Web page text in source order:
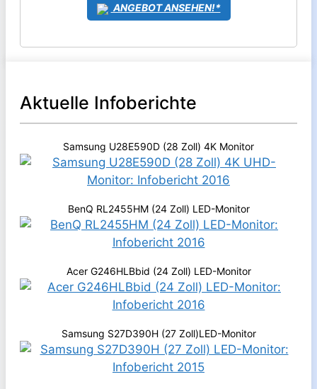
ANGEBOT ANSEHEN!*
Aktuelle Infoberichte
Samsung U28E590D (28 Zoll) 4K Monitor
BenQ RL2455HM (24 Zoll) LED-Monitor
Acer G246HLBbid (24 Zoll) LED-Monitor
Samsung S27D390H (27 Zoll)LED-Monitor